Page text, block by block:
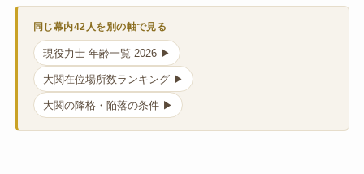
同じ幕内42人を別の軸で見る
現役力士 年齢一覧 2026 ▶
大関在位場所数ランキング ▶
大関の降格・陥落の条件 ▶